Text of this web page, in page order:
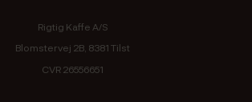
Rigtig Kaffe A/S
Blomstervej 2B, 8381 Tilst
CVR 26556651